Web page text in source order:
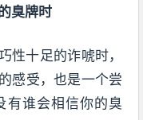
臭牌时
性十足的诈唬时，
感受，也是一个尝
有谁会相信你的臭